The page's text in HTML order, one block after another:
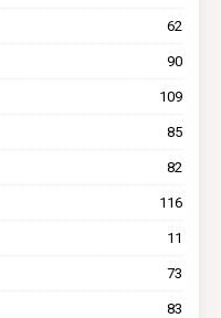
62
90
109
85
82
116
11
73
83